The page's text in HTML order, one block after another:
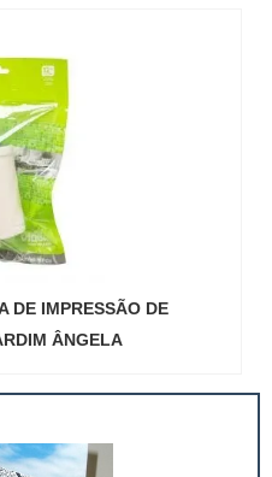
DE IMPRESSÃO DE
ÂNGELA